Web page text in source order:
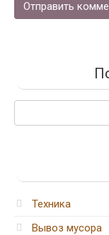
Поиск:
Техника
Вывоз мусора